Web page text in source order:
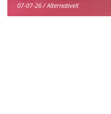
07-07-26 / AlternativeX